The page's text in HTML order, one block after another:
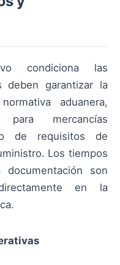
condiciona las
deben garantizar la
aduanera,
para mercancías
de requisitos de
Los tiempos
son
en la